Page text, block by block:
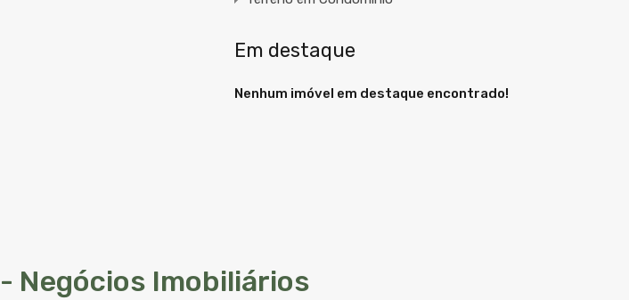
Em destaque
Nenhum imóvel em destaque encontrado!
Negócios Imobiliários